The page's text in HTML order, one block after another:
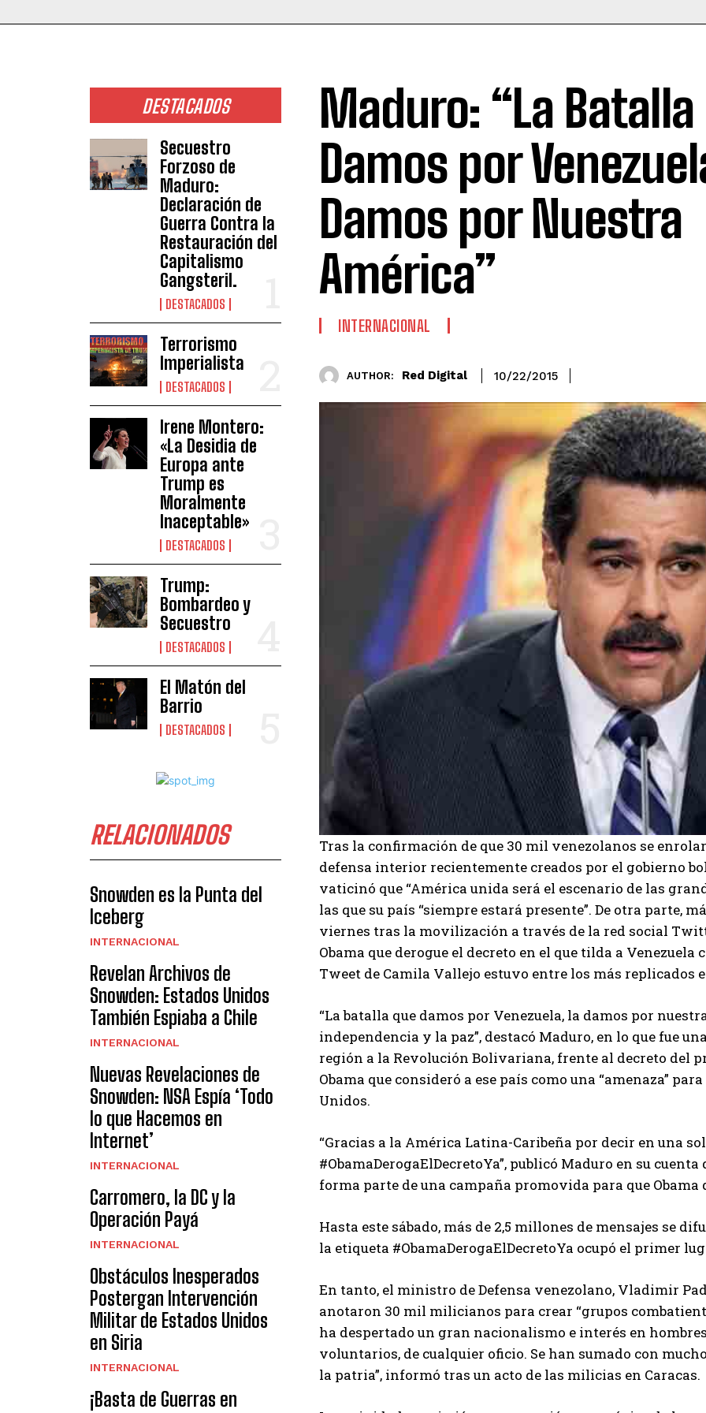
DESTACADOS
Secuestro
Forzoso de
Maduro:
Declaración de
Guerra Contra la
Restauración del
Capitalismo
Gangsteril.
DESTACADOS
Terrorismo
Imperialista
DESTACADOS
Irene Montero:
«La Desidia de
Europa ante
Trump es
Moralmente
Inaceptable»
DESTACADOS
Trump:
Bombardeo y
Secuestro
DESTACADOS
El Matón del
Barrio
DESTACADOS
RELACIONADOS
Snowden es la Punta del
Iceberg
INTERNACIONAL
Revelan Archivos de
Snowden: Estados Unidos
También Espiaba a Chile
INTERNACIONAL
Nuevas Revelaciones de
Snowden: NSA Espía ‘Todo
lo que Hacemos en
Internet’
INTERNACIONAL
Carromero, la DC y la
Operación Payá
INTERNACIONAL
Obstáculos Inesperados
Postergan Intervención
Militar de Estados Unidos
en Siria
INTERNACIONAL
¡Basta de Guerras en
Maduro: “La
Damos por
Damos por Nuestra
América”
INTERNACIONAL
AUTHOR: Red Digital 10/22/2015
Tras la confirmación de que 30 mil venezolanos se
defensa interior recientemente creados por el gobierno
vaticinó que “América unida será el escenario de las
las que su país “siempre estará presente”. De otra parte,
viernes tras la movilización a través de la red social
Obama que derogue el decreto en el que tilda a
Tweet de Camila Vallejo estuvo entre los más replicados
“La batalla que damos por Venezuela, la damos por
independencia y la paz”, destacó Maduro, en lo que fue
región a la Revolución Bolivariana, frente al decreto del
Obama que consideró a ese país como una “amenaza”
Unidos.
“Gracias a la América Latina-Caribeña por decir en una
#ObamaDerogaElDecretoYa”, publicó Maduro en su
forma parte de una campaña promovida para que Obama
Hasta este sábado, más de 2,5 millones de mensajes se
la etiqueta #ObamaDerogaElDecretoYa ocupó el primer
En tanto, el ministro de Defensa venezolano, Vladimir
anotaron 30 mil milicianos para crear “grupos
ha despertado un gran nacionalismo e interés en
voluntarios, de cualquier oficio. Se han sumado con
la patria”, informó tras un acto de las milicias en Caracas.